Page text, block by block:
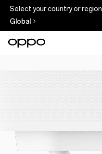
Select your country or region
Global